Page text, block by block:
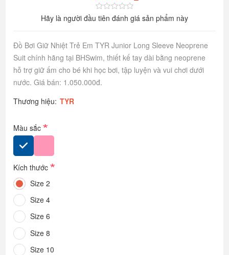
Hãy là người đầu tiên đánh giá sản phẩm này
Đồ Bơi Giữ Nhiệt Trẻ Em TYR Junior Long Sleeve Neoprene
Suit chính hãng tại BHSwim, thiết kế tay dài bằng neoprene
hỗ trợ giữ ấm cho bé khi học bơi, tập luyện và vui chơi dưới
nước. Giá bán: 1.050.000đ.
Thương hiệu: TYR
Màu sắc*
Kích thước*
Size 2
Size 4
Size 6
Size 8
Size 10